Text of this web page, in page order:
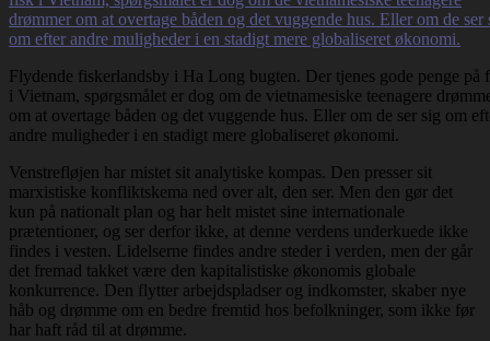
Flydende fiskerlandsby i Ha Long bugten. Der tjenes gode penge på
i Vietnam, spørgsmålet er dog om de vietnamesiske teenagere
om at overtage båden og det vuggende hus. Eller om de ser sig om
andre muligheder i en stadigt mere globaliseret økonomi.
Venstrefløjen har mistet sit analytiske kompas. Den presser sit
marxistiske konfliktskema ned over alt, den ser. Men den gør det
kun på nationalt plan og har helt mistet sine internationale
prætentioner, og ser derfor ikke, at denne verdens underkuede ikke
findes i vesten. Lidelserne findes andre steder i verden, men der går
det fremad takket være den kapitalistiske økonomis globale
konkurrence. Den flytter arbejdspladser og indkomster, skaber nye
håb og drømme om en bedre fremtid hos befolkninger, som ikke før
har haft råd til at drømme.